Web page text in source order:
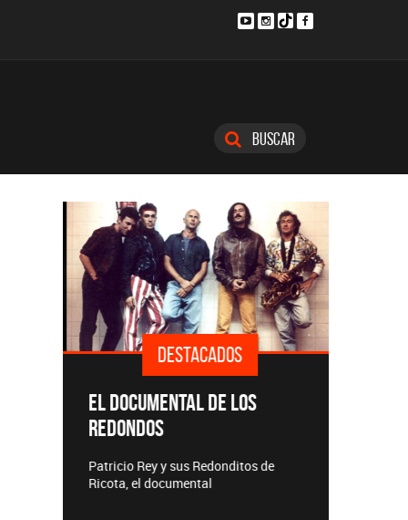
Buscar
DESTACADOS
EL DOCUMENTAL DE LOS
REDONDOS
Patricio Rey y sus Redonditos de
Ricota, el documental